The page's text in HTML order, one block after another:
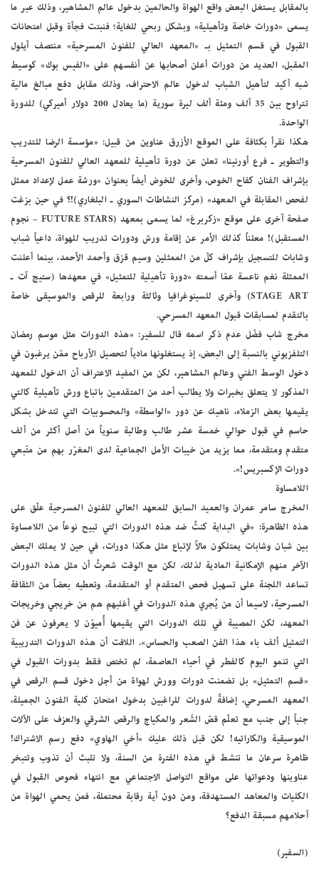
بالمقابل يستغل البعض واقع الهواة والحالمين بدخول عالم المشاهير، وذلك عبر ما
يسمى «دورات خاصة وتأهيلية» وبشكل ربحي للغاية؛ فنبتت فجأة وقبل امتحانات
القبول في قسم التمثيل بـ «المعهد العالي للفنون المسرحية» منتصف أيلول
المقبل، العديد من دورات أعلن أصحابها عن أنفسهم على «الفيس بوك» كوسيط
شبه أكيد لتأهيل الشباب لدخول عالم الاحتراف، وذلك مقابل دفع مبالغ مالية
تتراوح بين 35 ألف ومئة ألف ليرة سورية (ما يعادل 200 دولار أميركي) للدورة
الواحدة.
هكذا نقرأ بكثافة على الموقع الأزرق عناوين من قبيل: «مؤسسة الرضا للتدريب
والتطوير ـ فرع أورنينا» تعلن عن دورة تأهيلية للمعهد العالي للفنون المسرحية
بإشراف الفنان كفاح الخوص، وأخرى للخوض أيضاً بعنوان «ورشة عمل لإعداد ممثل
لفحص المقابلة في المعهد» (مركز النشاطات السوري ـ البلغاري)!؟ في حين بزغت
صفحة أخرى على موقع «زكربرغ» لما يسمى بمعهد (FUTURE STARS – نجوم
المستقبل)! معلناً كذلك الأمر عن إقامة ورش ودورات تدريب للهواة، داعياً شباب
وشابات للتسجيل بإشراف كلّ من الممثلين وسيم قزق وأحمد الأحمد، بينما أعلنت
الممثلة نغم ناعسة عمّا أسمته «دورة تأهيلية للتمثيل» في معهدها (ستيج آت ـ
STAGE ART) وأخرى للسينوغرافيا وثالثة ورابعة للرقص والموسيقى خاصة
بالتقدم لمسابقات قبول المعهد المسرحي.
مخرج شاب فضّل عدم ذكر اسمه قال للسفير: «هذه الدورات مثل موسم رمضان
التلفزيوني بالنسبة إلى البعض، إذ يستغلونها مادياً لتحصيل الأرباح ممّن يرغبون في
دخول الوسط الفني وعالم المشاهير، لكن من المفيد الاعتراف أن الدخول للمعهد
المذكور لا يتعلق بخبرات ولا يطالب أحد من المتقدمين باتباع ورش تأهيلية كالتي
يقيمها بعض الزملاء، ناهيك عن دور «الواسطة» والمحسوبيات التي تتدخل بشكل
حاسم في قبول حوالي خمسة عشر طالب وطالبة سنوياً من أصل أكثر من ألف
متقدم ومتقدمة، مما يزيد من خيبات الأمل الجماعية لدى المغرّر بهم من متّبعي
دورات الإكسبريس!».
اللامساوة
المخرج سامر عمران والعميد السابق للمعهد العالي للفنون المسرحية علّق على
هذه الظاهرة: «في البداية كنتُ ضد هذه الدورات التي تبيح نوعاً من اللامساوة
بين شبان وشابات يمتلكون مالاً لإتباع مثل هكذا دورات، في حين لا يملك البعض
الآخر منهم الإمكانية المادية لذلك، لكن مع الوقت شعرتُ أن مثل هذه الدورات
تساعد اللجنة على تسهيل فحص المتقدم أو المتقدمة، وتعطيه بعضاً من الثقافة
المسرحية، لاسيما أن من يُجري هذه الدورات في أغلبهم هم من خريجي وخريجات
المعهد، لكن المصيبة في تلك الدورات التي يقيمها أُميوّن لا يعرفون عن فن
التمثيل ألف باء هذا الفن الصعب والحساس». اللافت أن هذه الدورات التدريبية
التي تنمو اليوم كالفطر في أحياء العاصمة، لم تختص فقط بدورات القبول في
«قسم التمثيل» بل تضمنت دورات وورش لهواة من أجل دخول قسم الرقص في
المعهد المسرحي، إضافةً لدورات للراغبين بدخول امتحان كلية الفنون الجميلة،
جنباً إلى جنب مع تعلّم قصّ الشَعر والمكياج والرقص الشرقي والعزف على الآلات
الموسيقية والكاراتيه! لكن قبل ذلك عليك «أخي الهاوي» دفع رسم الاشتراك!
ظاهرة سرعان ما تنشط في هذه الفترة من السنة، ولا تلبث أن تذوب وتتبخر
عناوينها ودعواتها على مواقع التواصل الاجتماعي مع انتهاء فحوص القبول في
الكليات والمعاهد المستهدفة، ومن دون أية رقابة محتملة، فمن يحمي الهواة من
أحلامهم مسبقة الدفع؟
(السفير)